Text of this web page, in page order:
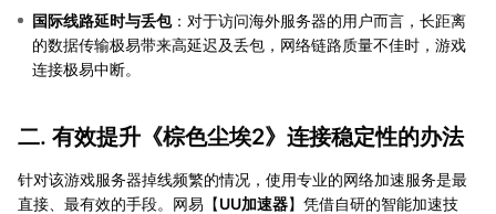
国际线路延时与丢包：对于访问海外服务器的用户而言，长距离
的数据传输极易带来高延迟及丢包，网络链路质量不佳时，游戏
连接极易中断。
二. 有效提升《棕色尘埃2》连接稳定性的办法
针对该游戏服务器掉线频繁的情况，使用专业的网络加速服务是最
直接、最有效的手段。网易【UU加速器】凭借自研的智能加速技